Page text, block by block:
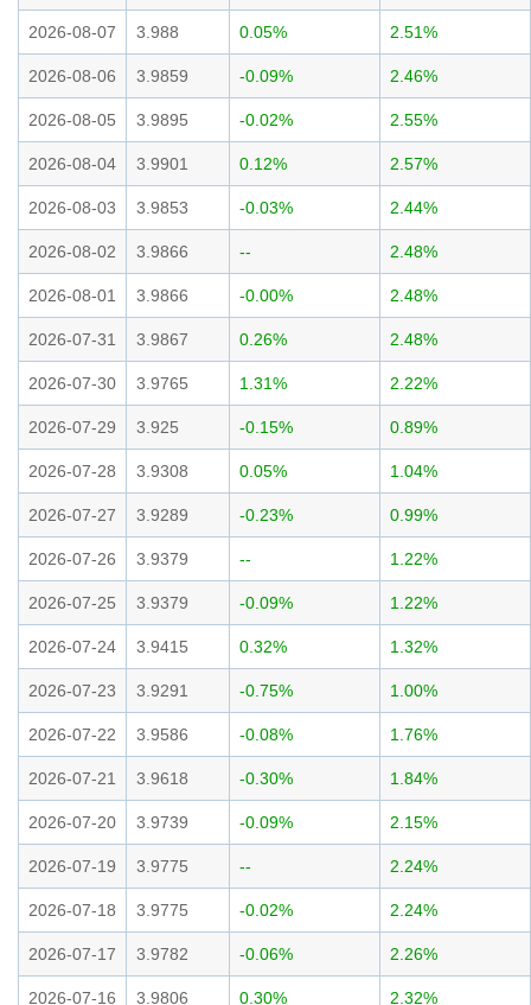
2026-08-07 3.988 0.05% 2.51%
2026-08-06 3.9859 -0.09% 2.46%
2026-08-05 3.9895 -0.02% 2.55%
2026-08-04 3.9901 0.12% 2.57%
2026-08-03 3.9853 -0.03% 2.44%
2026-08-02 3.9866 -- 2.48%
2026-08-01 3.9866 -0.00% 2.48%
2026-07-31 3.9867 0.26% 2.48%
2026-07-30 3.9765 1.31% 2.22%
2026-07-29 3.925 -0.15% 0.89%
2026-07-28 3.9308 0.05% 1.04%
2026-07-27 3.9289 -0.23% 0.99%
2026-07-26 3.9379 -- 1.22%
2026-07-25 3.9379 -0.09% 1.22%
2026-07-24 3.9415 0.32% 1.32%
2026-07-23 3.9291 -0.75% 1.00%
2026-07-22 3.9586 -0.08% 1.76%
2026-07-21 3.9618 -0.30% 1.84%
2026-07-20 3.9739 -0.09% 2.15%
2026-07-19 3.9775 -- 2.24%
2026-07-18 3.9775 -0.02% 2.24%
2026-07-17 3.9782 -0.06% 2.26%
2026-07-16 3.9806 0.30% 2.32%